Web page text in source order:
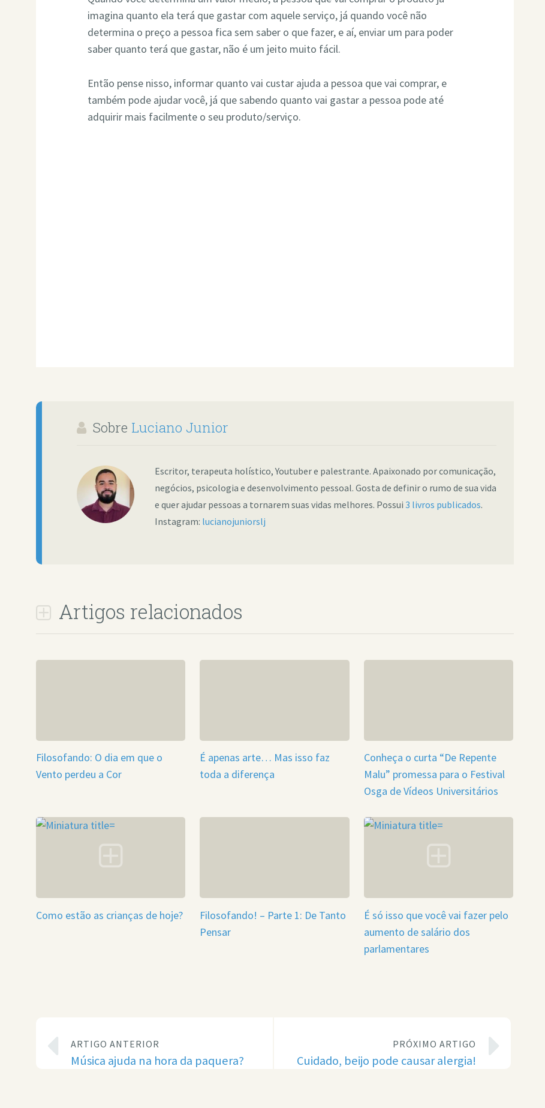
imagina quanto ela terá que gastar com aquele serviço, já quando você não
determina o preço a pessoa fica sem saber o que fazer, e aí, enviar um para poder
saber quanto terá que gastar, não é um jeito muito fácil.
Então pense nisso, informar quanto vai custar ajuda a pessoa que vai comprar, e
também pode ajudar você, já que sabendo quanto vai gastar a pessoa pode até
adquirir mais facilmente o seu produto/serviço.
Sobre Luciano Junior
Escritor, terapeuta holístico, Youtuber e palestrante. Apaixonado por comunicação,
negócios, psicologia e desenvolvimento pessoal. Gosta de definir o rumo de sua vida
e quer ajudar pessoas a tornarem suas vidas melhores. Possui 3 livros publicados.
Instagram: lucianojuniorslj
Artigos relacionados
Filosofando: O dia em que o
Vento perdeu a Cor
É apenas arte… Mas isso faz
toda a diferença
Conheça o curta “De Repente
Malu” promessa para o Festival
Osga de Vídeos Universitários
Como estão as crianças de hoje?
Filosofando! – Parte 1: De Tanto
Pensar
É só isso que você vai fazer pelo
aumento de salário dos
parlamentares
ARTIGO ANTERIOR
Música ajuda na hora da paquera?
PRÓXIMO ARTIGO
Cuidado, beijo pode causar alergia!